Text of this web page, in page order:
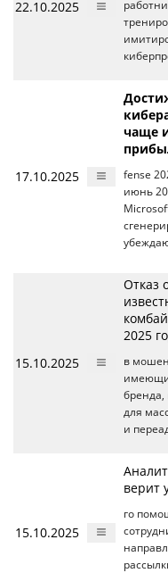
22.10.2025
17.10.2025
чаще
fense
июнь
15.10.2025
Отказ
2025
в
для
и
15.10.2025
верит
го